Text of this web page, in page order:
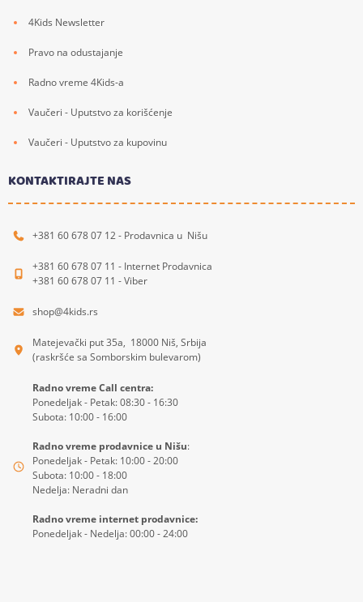
4Kids Newsletter
Pravo na odustajanje
Radno vreme 4Kids-a
Vaučeri - Uputstvo za korišćenje
Vaučeri - Uputstvo za kupovinu
KONTAKTIRAJTE NAS
+381 60 678 07 12 - Prodavnica u Nišu
+381 60 678 07 11 - Internet Prodavnica
+381 60 678 07 11 - Viber
shop@4kids.rs
Matejevački put 35a, 18000 Niš, Srbija
(raskršće sa Somborskim bulevarom)
Radno vreme Call centra:
Ponedeljak - Petak: 08:30 - 16:30
Subota: 10:00 - 16:00
Radno vreme prodavnice u Nišu:
Ponedeljak - Petak: 10:00 - 20:00
Subota: 10:00 - 18:00
Nedelja: Neradni dan
Radno vreme internet prodavnice:
Ponedeljak - Nedelja: 00:00 - 24:00